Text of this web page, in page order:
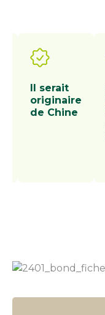
Il serait
originaire
de Chine